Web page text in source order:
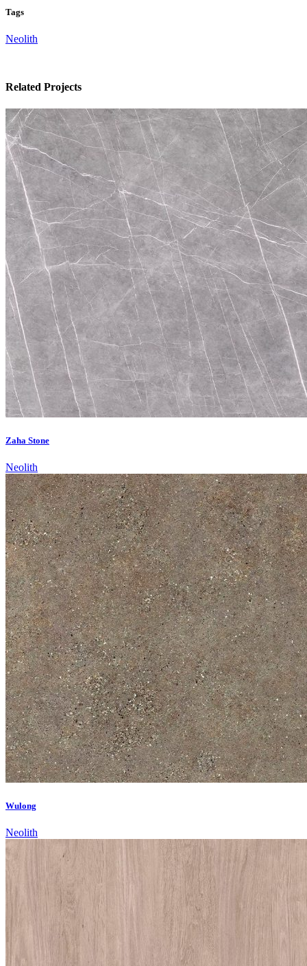
Tags
Neolith
Related Projects
Zaha Stone
Neolith
Wulong
Neolith